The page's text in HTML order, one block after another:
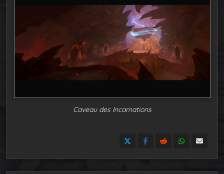
Caveau des Incarnations